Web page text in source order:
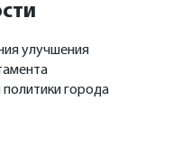
улучшения
города